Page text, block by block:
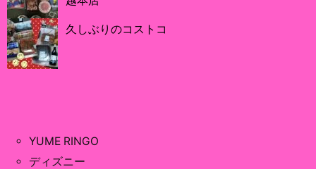
久しぶりのコストコ
YUME RINGO
ディズニー